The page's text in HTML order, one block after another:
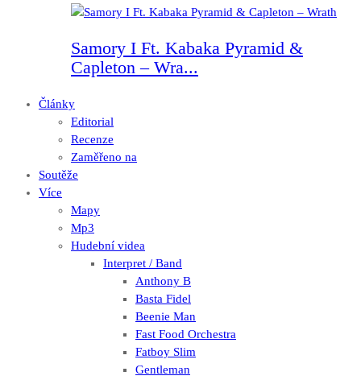
Samory I Ft. Kabaka Pyramid &
Capleton – Wra...
Články
Editorial
Recenze
Zaměřeno na
Soutěže
Více
Mapy
Mp3
Hudební videa
Interpret / Band
Anthony B
Basta Fidel
Beenie Man
Fast Food Orchestra
Fatboy Slim
Gentleman